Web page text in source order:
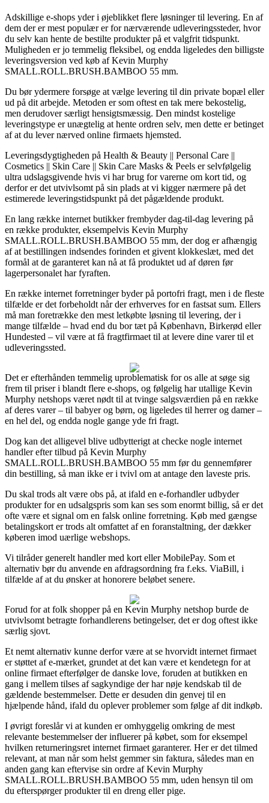
Adskillige e-shops yder i øjeblikket flere løsninger til levering. En af
dem der er mest populær er for nærværende udleveringssteder, hvor
du selv kan hente de bestilte produkter på et valgfrit tidspunkt.
Muligheden er jo temmelig fleksibel, og endda ligeledes den billigste
leveringsversion ved køb af Kevin Murphy
SMALL.ROLL.BRUSH.BAMBOO 55 mm.
Du bør ydermere forsøge at vælge levering til din private bopæl eller
ud på dit arbejde. Metoden er som oftest en tak mere bekostelig,
men derudover særligt hensigtsmæssig. Den mindst kostelige
leveringstype er unægtelig at hente ordren selv, men dette er betinget
af at du lever nærved online firmaets hjemsted.
Leveringsdygtigheden på Health & Beauty || Personal Care ||
Cosmetics || Skin Care || Skin Care Masks & Peels er selvfølgelig
ultra udslagsgivende hvis vi har brug for varerne om kort tid, og
derfor er det utvivlsomt på sin plads at vi kigger nærmere på det
estimerede leveringstidspunkt på det pågældende produkt.
En lang række internet butikker frembyder dag-til-dag levering på
en række produkter, eksempelvis Kevin Murphy
SMALL.ROLL.BRUSH.BAMBOO 55 mm, der dog er afhængig
af at bestillingen indsendes forinden et givent klokkeslæt, med det
formål at de garanteret kan nå at få produktet ud af døren før
lagerpersonalet har fyraften.
En række internet forretninger byder på portofri fragt, men i de fleste
tilfælde er det forbeholdt når der erhverves for en fastsat sum. Ellers
må man foretrække den mest letkøbte løsning til levering, der i
mange tilfælde – hvad end du bor tæt på København, Birkerød eller
Hundested – vil være at få fragtfirmaet til at levere dine varer til et
udleveringssted.
Det er efterhånden temmelig uproblematisk for os alle at søge sig
frem til priser i blandt flere e-shops, og følgelig har utallige Kevin
Murphy netshops været nødt til at tvinge salgsværdien på en række
af deres varer – til babyer og børn, og ligeledes til herrer og damer –
en hel del, og endda nogle gange yde fri fragt.
Dog kan det alligevel blive udbytterigt at checke nogle internet
handler efter tilbud på Kevin Murphy
SMALL.ROLL.BRUSH.BAMBOO 55 mm før du gennemfører
din bestilling, så man ikke er i tvivl om at antage den laveste pris.
Du skal trods alt være obs på, at ifald en e-forhandler udbyder
produkter for en udsalgspris som kan ses som enormt billig, så er det
ofte være et signal om en falsk online forretning. Køb med gængse
betalingskort er trods alt omfattet af en foranstaltning, der dækker
køberen imod uærlige webshops.
Vi tilråder generelt handler med kort eller MobilePay. Som et
alternativ bør du anvende en afdragsordning fra f.eks. ViaBill, i
tilfælde af at du ønsker at honorere beløbet senere.
Forud for at folk shopper på en Kevin Murphy netshop burde de
utvivlsomt betragte forhandlerens betingelser, det er dog oftest ikke
særlig sjovt.
Et nemt alternativ kunne derfor være at se hvorvidt internet firmaet
er støttet af e-mærket, grundet at det kan være et kendetegn for at
online firmaet efterfølger de danske love, foruden at butikken en
gang i mellem tilses af sagkyndige der har nøje kendskab til de
gældende bestemmelser. Dette er desuden din genvej til en
hjælpende hånd, ifald du oplever problemer som følge af dit indkøb.
I øvrigt foreslår vi at kunden er omhyggelig omkring de mest
relevante bestemmelser der influerer på købet, som for eksempel
hvilken returneringsret internet firmaet garanterer. Her er det tilmed
relevant, at man når som helst gemmer sin faktura, således man en
anden gang kan eftervise sin ordre af Kevin Murphy
SMALL.ROLL.BRUSH.BAMBOO 55 mm, uden hensyn til om
du efterspørger produkter til en dreng eller pige.